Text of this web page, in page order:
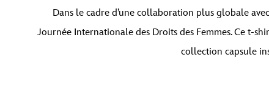
Vous êtes actuellement en train de consulter le
Dans le cadre d’une collaboration plus globale
Journée Internationale des Droits des Femmes. Ce t-
collection capsule